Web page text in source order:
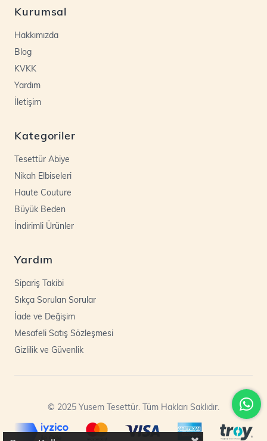
Kurumsal
Hakkımızda
Blog
KVKK
Yardım
İletişim
Kategoriler
Tesettür Abiye
Nikah Elbiseleri
Haute Couture
Büyük Beden
İndirimli Ürünler
Yardım
Sipariş Takibi
Sıkça Sorulan Sorular
İade ve Değişim
Mesafeli Satış Sözleşmesi
Gizlilik ve Güvenlik
© 2025 Yusem Tesettür. Tüm Hakları Saklıdır.